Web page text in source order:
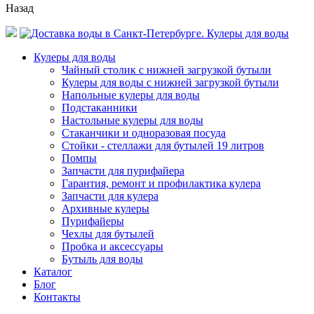
Назад
Кулеры для воды
Чайный столик с нижней загрузкой бутыли
Кулеры для воды с нижней загрузкой бутыли
Напольные кулеры для воды
Подстаканники
Настольные кулеры для воды
Стаканчики и одноразовая посуда
Стойки - стеллажи для бутылей 19 литров
Помпы
Запчасти для пурифайера
Гарантия, ремонт и профилактика кулера
Запчасти для кулера
Архивные кулеры
Пурифайеры
Чехлы для бутылей
Пробка и аксессуары
Бутыль для воды
Каталог
Блог
Контакты